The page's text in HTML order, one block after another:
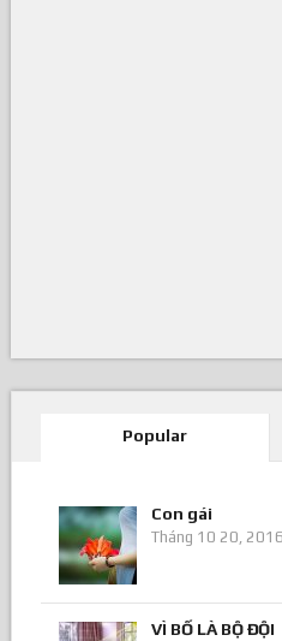
Popular
Con gái
Tháng 10 20, 2016
VÌ BỐ LÀ BỘ ĐỘI